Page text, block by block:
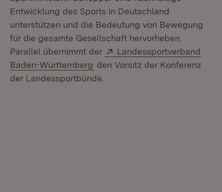
Entwicklung des Sports in Deutschland
unterstützen und die Bedeutung von Bewegung
für die gesamte Gesellschaft hervorheben.
Parallel übernimmt der
Extern:
Landessportverband
Baden-Württemberg (Öffnet in neuem Fenster)
den Vorsitz der Konferenz
der Landessportbünde.